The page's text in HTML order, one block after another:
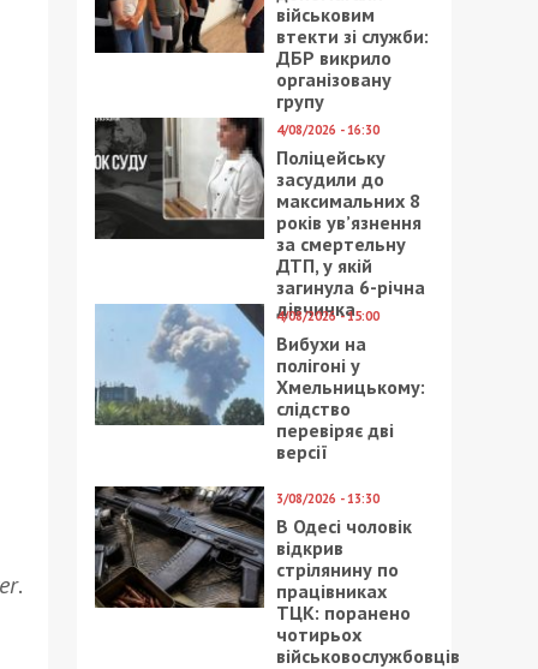
.
військовим
втекти зі служби:
ДБР викрило
організовану
групу
4/08/2026 - 16:30
Поліцейську
засудили до
максимальних 8
років ув’язнення
за смертельну
ДТП, у якій
загинула 6-річна
дівчинка
4/08/2026 - 15:00
Вибухи на
полігоні у
Хмельницькому:
слідство
перевіряє дві
версії
3/08/2026 - 13:30
В Одесі чоловік
відкрив
стрілянину по
працівниках
ТЦК: поранено
чотирьох
військовослужбовців